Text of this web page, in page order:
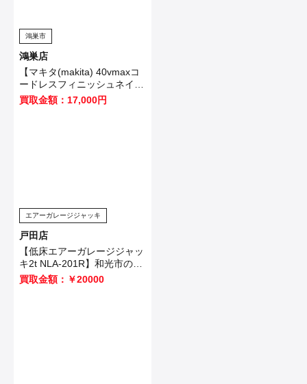
鴻巣市
鴻巣店
【マキタ(makita) 40vmaxコ
ードレスフィニッシュネイラ
FN001GZ】を鴻巣市のお客
様から買取させていただきま
買取金額：17,000円
エアーガレージジャッキ
戸田店
【低床エアーガレージジャッ
キ2t NLA-201R】和光市のお
客様から買取させて頂きまし
買取金額：￥20000